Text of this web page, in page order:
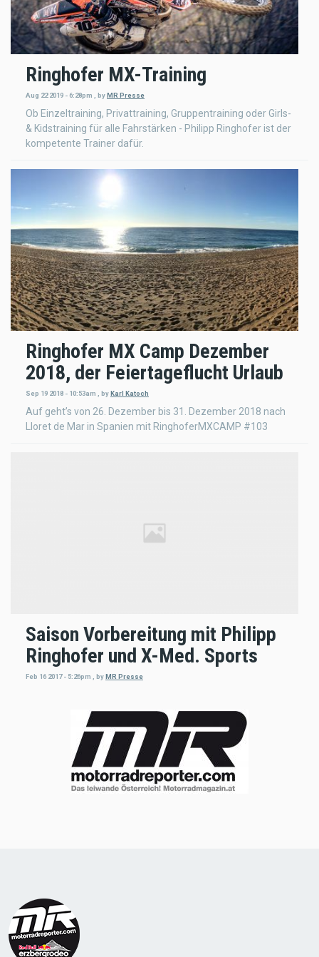
Ringhofer MX-Training
Aug 22 2019 - 6:28pm byMR Presse
Ob Einzeltraining, Privattraining, Gruppentraining oder Girls-
& Kidstraining für alle Fahrstärken - Philipp Ringhofer ist der
kompetente Trainer dafür.
Ringhofer MX Camp Dezember
2018, der Feiertageflucht Urlaub
Sep 19 2018 - 10:53am byKarl Katoch
Auf geht’s von 26. Dezember bis 31. Dezember 2018 nach
Lloret de Mar in Spanien mit RinghoferMXCAMP #103
Saison Vorbereitung mit Philipp
Ringhofer und X-Med. Sports
Feb 16 2017 - 5:26pm byMR Presse